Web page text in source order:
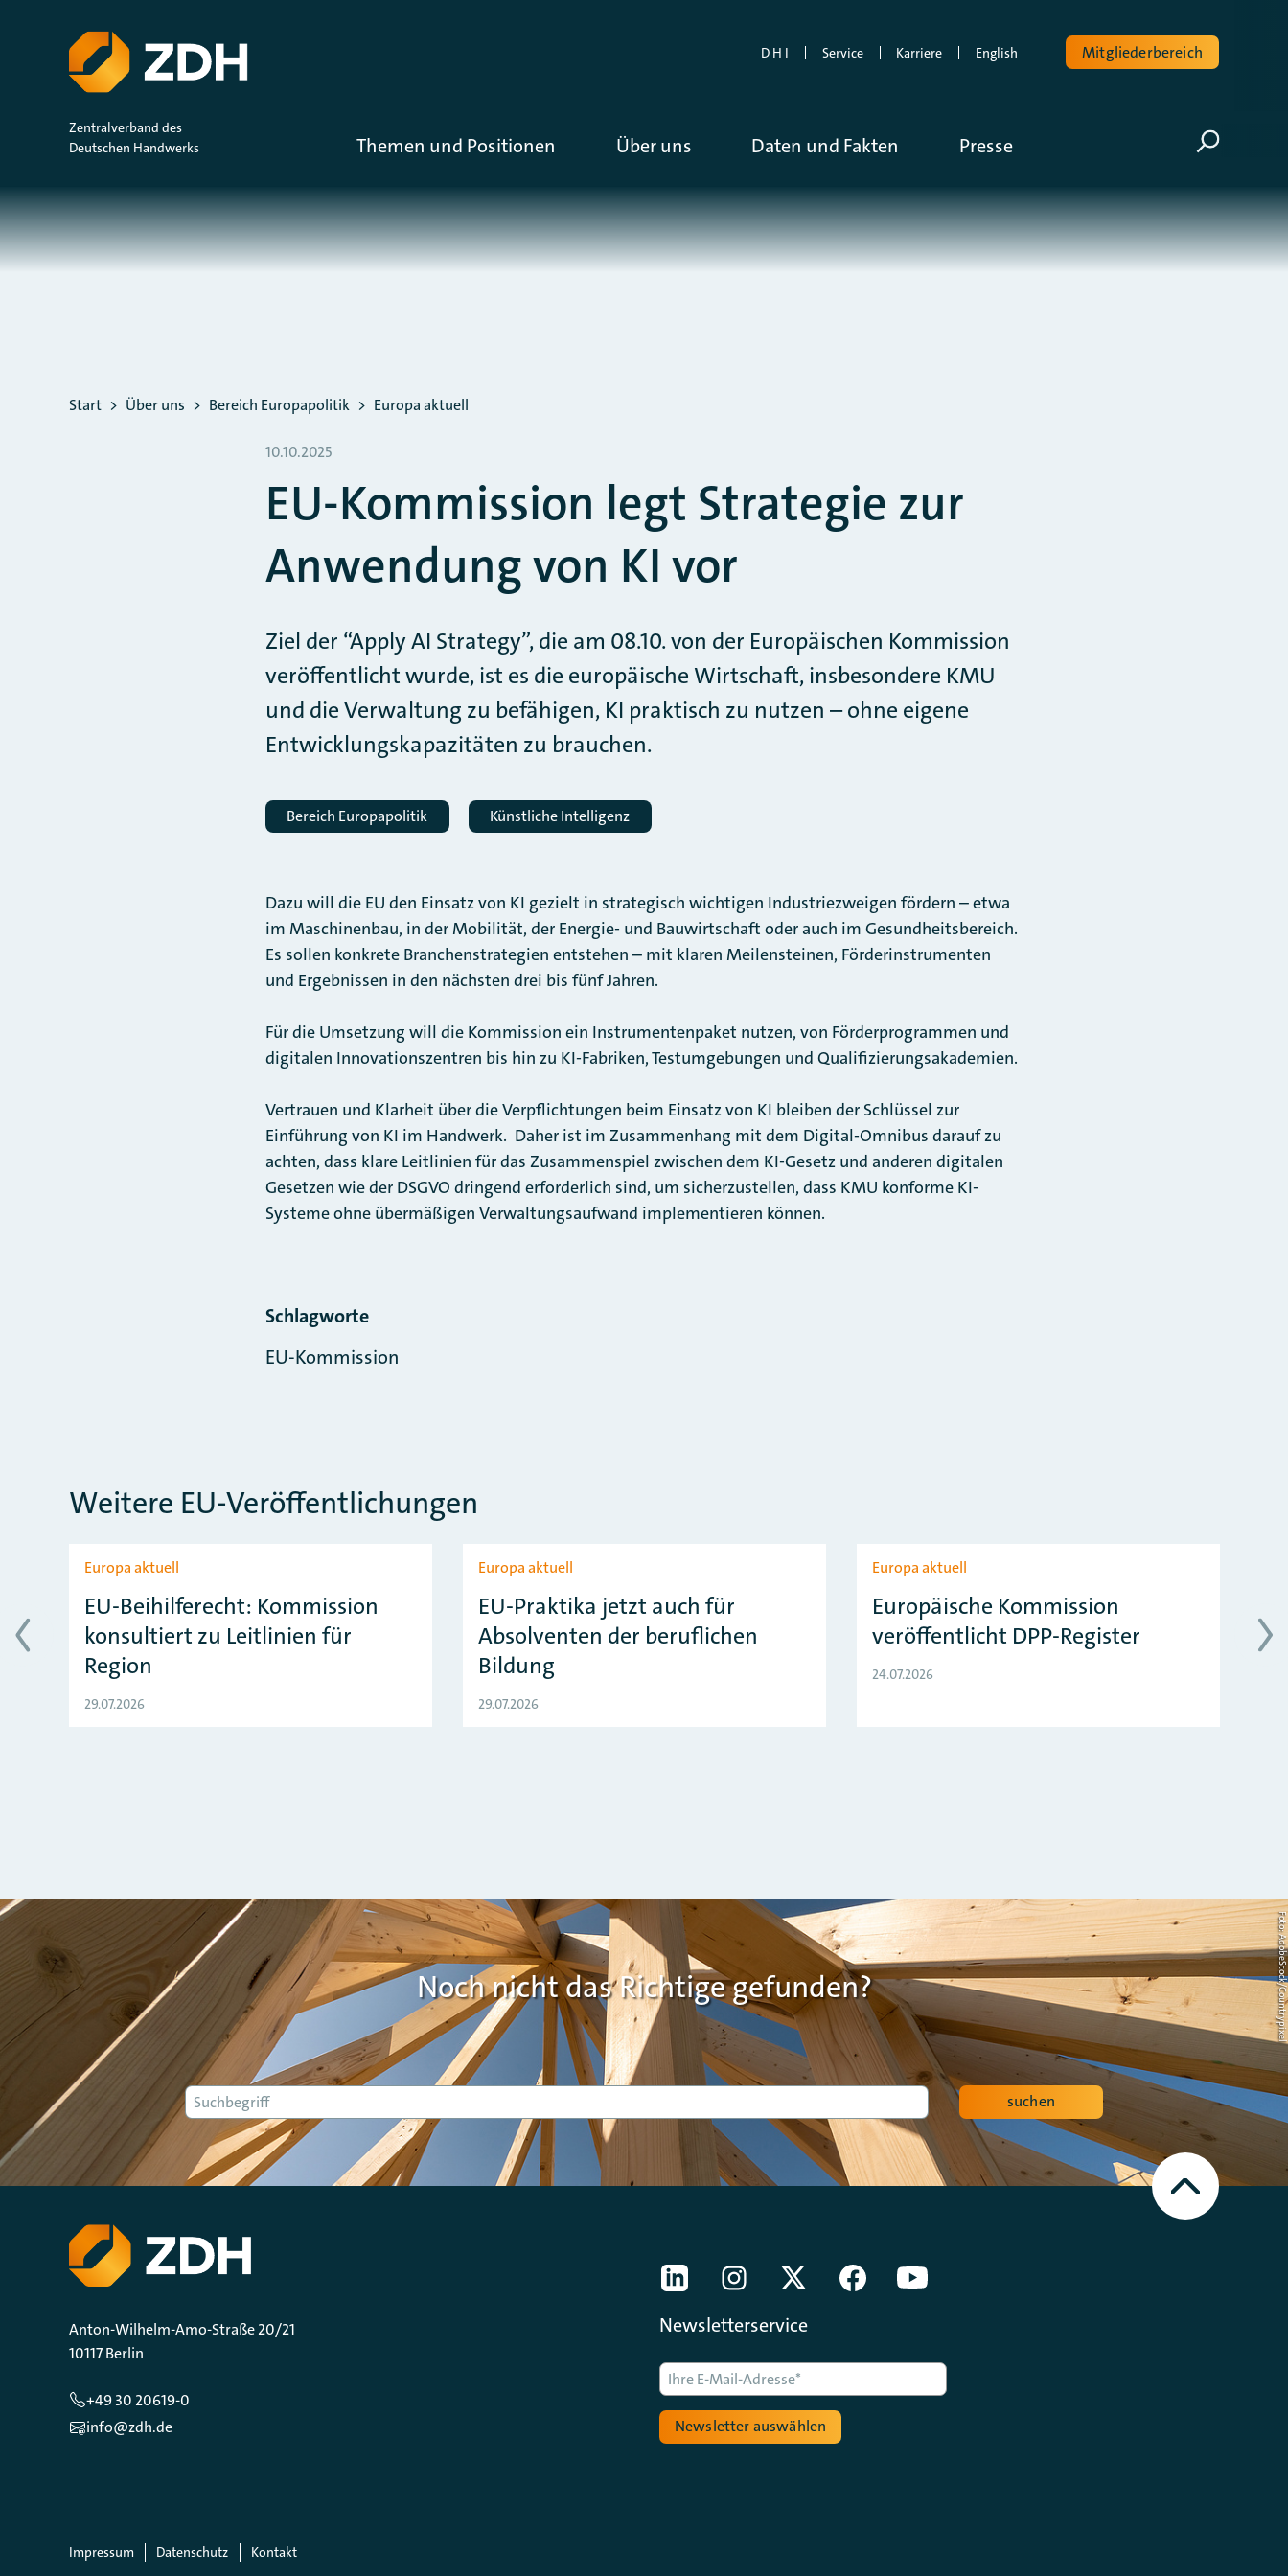
ZUM HAUPTINHALT SPRINGEN
D H I Service Karriere English Mitgliederbereich
Zentralverband des
Deutschen Handwerks
Themen und Positionen Über uns Daten und Fakten PresseVolltextsuche
Suche
Sie befinden sich hier:
Start Über uns Bereich Europapolitik Europa aktuell
10.10.2025
EU-Kommission legt Strategie zur
Anwendung von KI vor
Ziel der “Apply AI Strategy”, die am 08.10. von der Europäischen Kommission
veröffentlicht wurde, ist es die europäische Wirtschaft, insbesondere KMU
und die Verwaltung zu befähigen, KI praktisch zu nutzen – ohne eigene
Entwicklungskapazitäten zu brauchen.
Bereich Europapolitik Künstliche Intelligenz
Dazu will die EU den Einsatz von KI gezielt in strategisch wichtigen Industriezweigen fördern – etwa
im Maschinenbau, in der Mobilität, der Energie- und Bauwirtschaft oder auch im Gesundheitsbereich.
Es sollen konkrete Branchenstrategien entstehen – mit klaren Meilensteinen, Förderinstrumenten
und Ergebnissen in den nächsten drei bis fünf Jahren.
Für die Umsetzung will die Kommission ein Instrumentenpaket nutzen, von Förderprogrammen und
digitalen Innovationszentren bis hin zu KI-Fabriken, Testumgebungen und Qualifizierungsakademien.
Vertrauen und Klarheit über die Verpflichtungen beim Einsatz von KI bleiben der Schlüssel zur
Einführung von KI im Handwerk. Daher ist im Zusammenhang mit dem Digital-Omnibus darauf zu
achten, dass klare Leitlinien für das Zusammenspiel zwischen dem KI-Gesetz und anderen digitalen
Gesetzen wie der DSGVO dringend erforderlich sind, um sicherzustellen, dass KMU konforme KI-
Systeme ohne übermäßigen Verwaltungsaufwand implementieren können.
Schlagworte
EU-Kommission
Weitere EU-Veröffentlichungen
Slider überspringen
Europa aktuell
EU-Beihilferecht: Kommission
konsultiert zu Leitlinien für
Region
29.07.2026
Europa aktuell
EU-Praktika jetzt auch für
Absolventen der beruflichen
Bildung
29.07.2026
Europa aktuell
Europäische Kommission
veröffentlicht DPP-Register
24.07.2026
Noch nicht das Richtige gefunden?
Suche suchen
Foto: AdobeStock/Countrypixel
Nach
oben
Scrollen
Anton-Wilhelm-Amo-Straße 20/21
10117 Berlin
+49 30 20619-0
info@zdh.de
[Der ZDH in den Sozialen Netzwerken]
LinkedIninstagramTwitterFacebookYoutube
Newsletterservice
Newsletter auswählen
Impressum Datenschutz Kontakt